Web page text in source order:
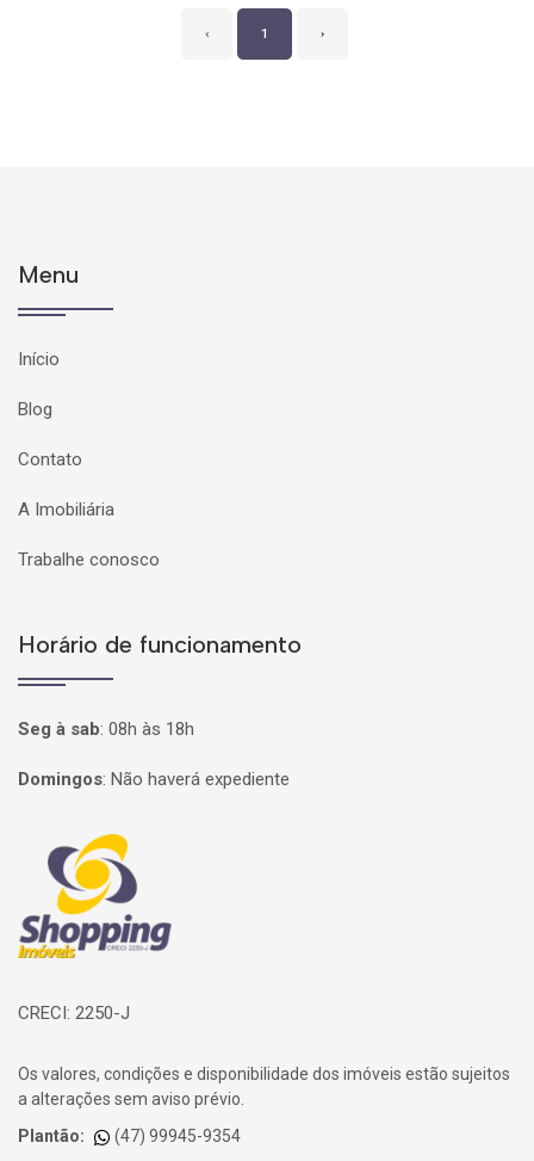
‹ 1 ›
Menu
Início
Blog
Contato
A Imobiliária
Trabalhe conosco
Horário de funcionamento
Seg à sab: 08h às 18h
Domingos: Não haverá expediente
Página inicial
CRECI: 2250-J
Os valores, condições e disponibilidade dos imóveis estão sujeitos
a alterações sem aviso prévio.
Plantão:
(47) 99945-9354